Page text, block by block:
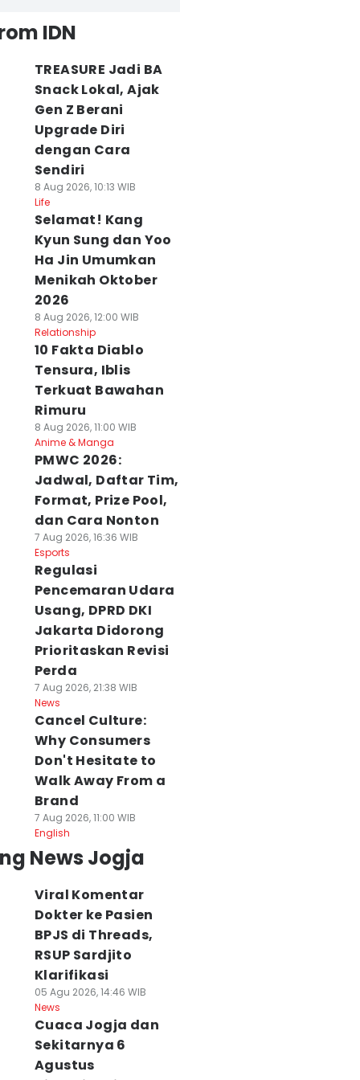
2026
IDN
TREASURE Jadi BA
Snack Lokal, Ajak
Gen Z Berani
Upgrade Diri
dengan Cara
Sendiri
8 Aug 2026, 10:13 WIB
Life
Selamat! Kang
Kyun Sung dan Yoo
Ha Jin Umumkan
Menikah Oktober
2026
8 Aug 2026, 12:00 WIB
Relationship
10 Fakta Diablo
Tensura, Iblis
Terkuat Bawahan
Rimuru
8 Aug 2026, 11:00 WIB
Anime & Manga
PMWC 2026:
Jadwal, Daftar Tim,
Format, Prize Pool,
dan Cara Nonton
7 Aug 2026, 16:36 WIB
Esports
Regulasi
Pencemaran Udara
Usang, DPRD DKI
Jakarta Didorong
Prioritaskan Revisi
Perda
7 Aug 2026, 21:38 WIB
News
Cancel Culture:
Why Consumers
Don't Hesitate to
Walk Away From a
Brand
7 Aug 2026, 11:00 WIB
English
News Jogja
Viral Komentar
Dokter ke Pasien
BPJS di Threads,
RSUP Sardjito
Klarifikasi
05 Agu 2026, 14:46 WIB
News
Cuaca Jogja dan
Sekitarnya 6
Agustus